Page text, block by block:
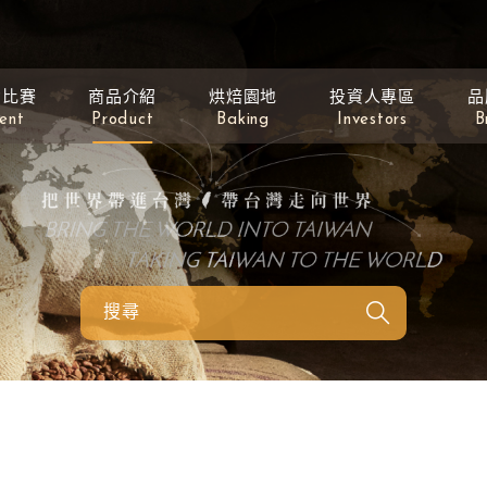
賽
商品介紹
Product
烘焙園地
Baking
投資人專區
Investors